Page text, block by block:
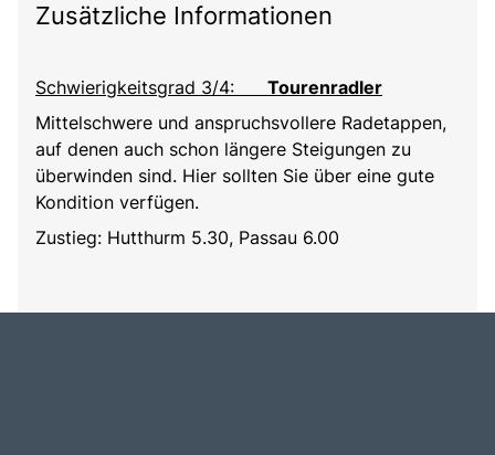
Zusätzliche Informationen
Schwierigkeitsgrad 3/4:
Tourenradler
Mittelschwere und anspruchsvollere Radetappen,
auf denen auch schon längere Steigungen zu
überwinden sind. Hier sollten Sie über eine gute
Kondition verfügen.
Zustieg: Hutthurm 5.30, Passau 6.00